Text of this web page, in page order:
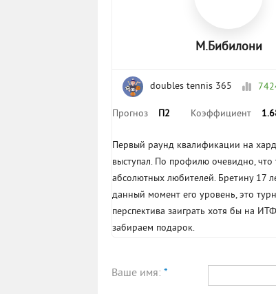
М.Бибилони
doubles tennis 365
Прогноз П2 Коэффициент
Первый раунд квалификации на
выступал. По профилю очевидно,
абсолютных любителей. Бретину 17
данный момент его уровень, это
перспектива заиграть хотя бы на
забираем подарок.
Ваше имя: *